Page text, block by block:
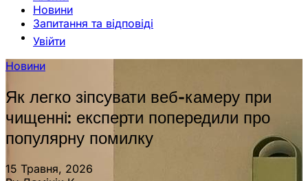
Новини
Запитання та відповіді
Увійти
Новини
Як легко зіпсувати веб-камеру при
чищенні: експерти попередили про
популярну помилку
15 Травня, 2026